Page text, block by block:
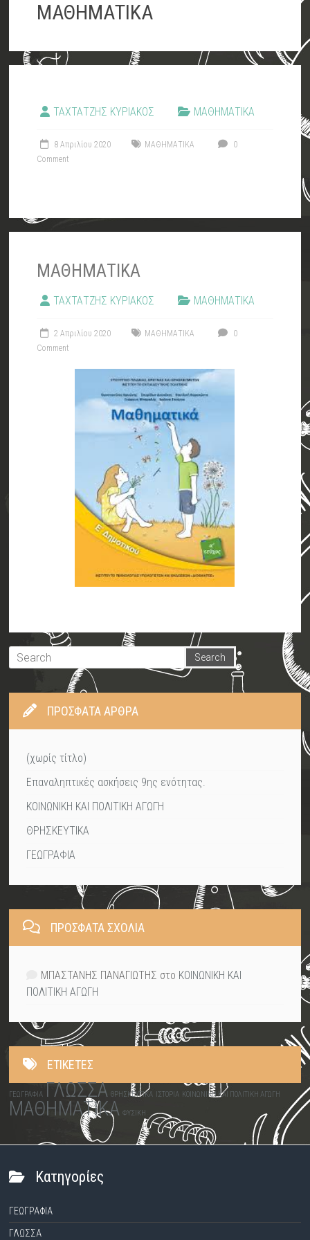
ΡΕΝΤΗ
ΤΑΞΗ
ΜΑΘΗΜΑΤΙΚΑ
ΤΑΧΤΑΤΖΗΣ ΚΥΡΙΑΚΟΣ ΜΑΘΗΜΑΤΙΚΑ
8 Απριλίου 2020 ΜΑΘΗΜΑΤΙΚΑ
0
Comment
ΜΑΘΗΜΑΤΙΚΑ
ΤΑΧΤΑΤΖΗΣ ΚΥΡΙΑΚΟΣ ΜΑΘΗΜΑΤΙΚΑ
2 Απριλίου 2020 ΜΑΘΗΜΑΤΙΚΑ
0
Comment
ΠΡΌΣΦΑΤΑ ΆΡΘΡΑ
(χωρίς τίτλο)
Επαναληπτικές ασκήσεις 9ης ενότητας.
ΚΟΙΝΩΝΙΚΗ ΚΑΙ ΠΟΛΙΤΙΚΗ ΑΓΩΓΗ
ΘΡΗΣΚΕΥΤΙΚΑ
ΓΕΩΓΡΑΦΙΑ
ΠΡΌΣΦΑΤΑ ΣΧΌΛΙΑ
ΜΠΑΣΤΑΝΗΣ ΠΑΝΑΓΙΩΤΗΣ στο ΚΟΙΝΩΝΙΚΗ ΚΑΙ
ΠΟΛΙΤΙΚΗ ΑΓΩΓΗ
ΕΤΙΚΈΤΕΣ
ΓΕΩΓΡΑΦΙΑ ΓΛΩΣΣΑ ΘΡΗΣΚΕΥΤΙΚΑ ΙΣΤΟΡΙΑ ΚΟΙΝΩΝΙΚΗ ΚΑΙ ΠΟΛΙΤΙΚΗ ΑΓΩΓΗ
ΜΑΘΗΜΑΤΙΚΑ ΦΥΣΙΚΗ
Kατηγορίες
ΓΕΩΓΡΑΦΙΑ
ΓΛΩΣΣΑ